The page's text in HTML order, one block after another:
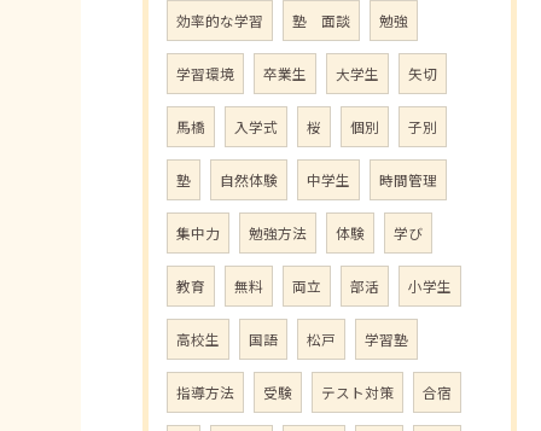
効率的な学習 塾 面談 勉強
学習環境 卒業生 大学生 矢切
馬橋 入学式 桜 個別 子別
塾 自然体験 中学生 時間管理
集中力 勉強方法 体験 学び
教育 無料 両立 部活 小学生
高校生 国語 松戸 学習塾
指導方法 受験 テスト対策 合宿